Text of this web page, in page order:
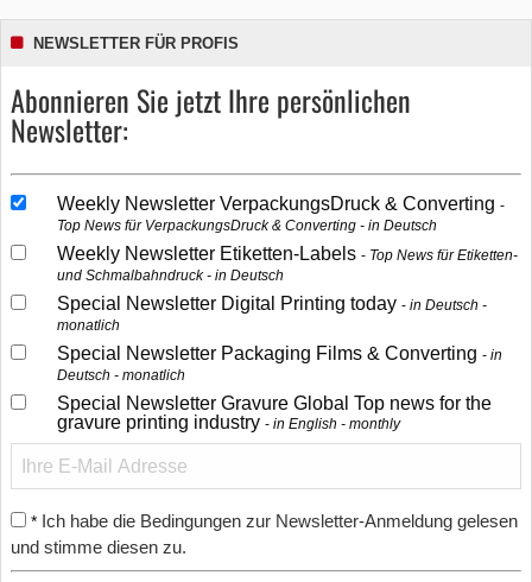
NEWSLETTER FÜR PROFIS
Abonnieren Sie jetzt Ihre persönlichen
Newsletter:
Weekly Newsletter VerpackungsDruck & Converting
Top News für VerpackungsDruck & Converting - in Deutsch
Weekly Newsletter Etiketten-Labels
Top News für Etiketten-
und Schmalbahndruck - in Deutsch
Special Newsletter Digital Printing today
in Deutsch -
monatlich
Special Newsletter Packaging Films & Converting
in
Deutsch - monatlich
Special Newsletter Gravure Global Top news for the
gravure printing industry
in English - monthly
* Ich habe die Bedingungen zur Newsletter-Anmeldung gelesen
und stimme diesen zu.